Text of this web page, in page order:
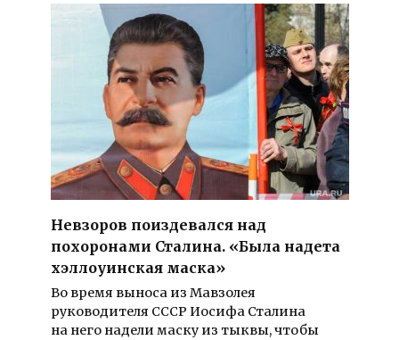
Невзоров поиздевался над
похоронами Сталина. «Была надета
хэллоуинская маска»
Во время выноса из Мавзолея
руководителя СССР Иосифа Сталина
на него надели маску из тыквы, чтобы